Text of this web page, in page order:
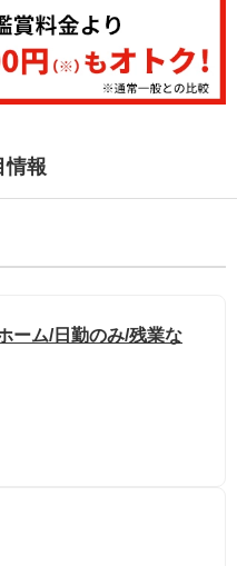
情報
ーム/日勤のみ/残業な